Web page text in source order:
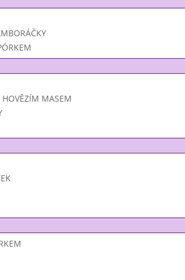
MASEM